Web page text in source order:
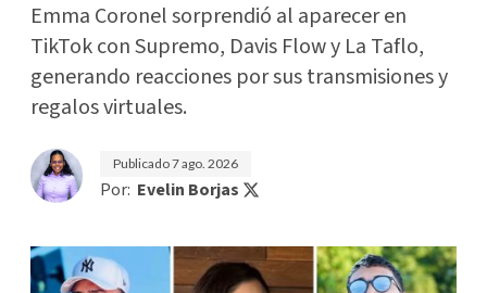
Emma Coronel sorprendió al aparecer en
TikTok con Supremo, Davis Flow y La Taflo,
generando reacciones por sus transmisiones y
regalos virtuales.
Publicado7 ago. 2026
Por: Evelin Borjas